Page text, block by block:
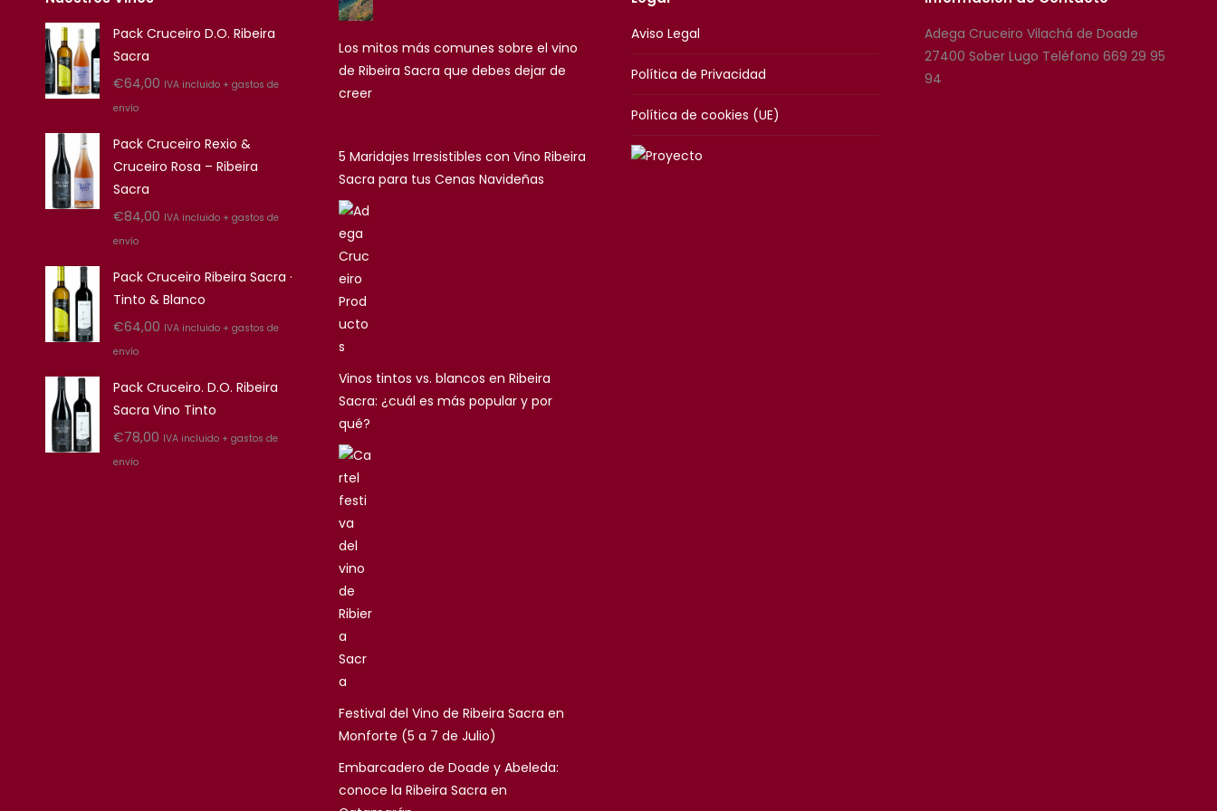
Pack Cruceiro D.O. Ribeira
Sacra
€64,00 IVA incluido + gastos de
envío
Pack Cruceiro Rexio &
Cruceiro Rosa – Ribeira
Sacra
€84,00 IVA incluido + gastos de
envío
Pack Cruceiro Ribeira Sacra ·
Tinto & Blanco
€64,00 IVA incluido + gastos de
envío
Pack Cruceiro. D.O. Ribeira
Sacra Vino Tinto
€78,00 IVA incluido + gastos de
envío
Los mitos más comunes sobre el vino
de Ribeira Sacra que debes dejar de
creer
5 Maridajes Irresistibles con Vino Ribeira
Sacra para tus Cenas Navideñas
Vinos tintos vs. blancos en Ribeira
Sacra: ¿cuál es más popular y por
qué?
Festival del Vino de Ribeira Sacra en
Monforte (5 a 7 de Julio)
Embarcadero de Doade y Abeleda:
conoce la Ribeira Sacra en
Aviso Legal
Política de Privacidad
Política de cookies (UE)
Adega Cruceiro Vilachá de Doade
27400 Sober Lugo Teléfono 669 29 95
94